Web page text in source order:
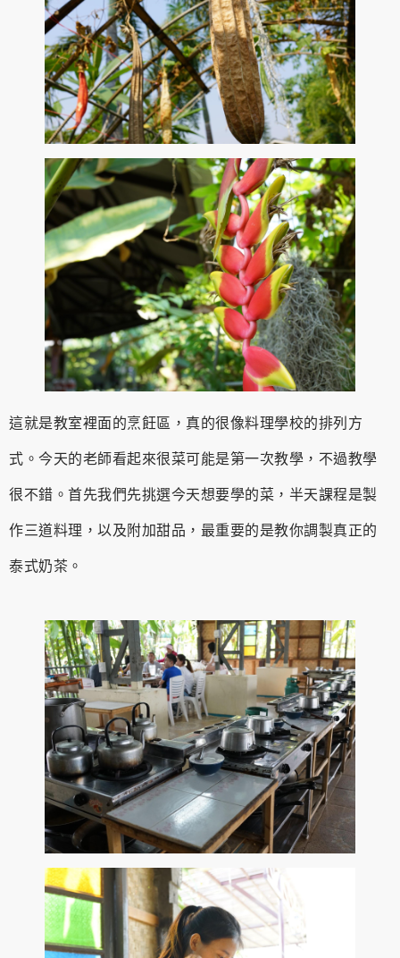
這就是教室裡面的烹飪區，真的很像料理學校的排列方
式。今天的老師看起來很菜可能是第一次教學，不過教學
很不錯。首先我們先挑選今天想要學的菜，半天課程是製
作三道料理，以及附加甜品，最重要的是教你調製真正的
泰式奶茶。